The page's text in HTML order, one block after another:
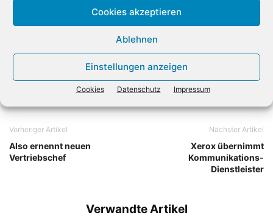
Cookies akzeptieren
Ablehnen
Einstellungen anzeigen
Cookies Datenschutz Impressum
die ohne Brille nutzbar sind. In Deutschland soll vorerst
nur eine Auswahl der Colorovo-Linie angeboten werden.
Vorheriger Artikel
Also ernennt neuen
Vertriebschef
Nächster Artikel
Xerox übernimmt
Kommunikations-
Dienstleister
Verwandte Artikel